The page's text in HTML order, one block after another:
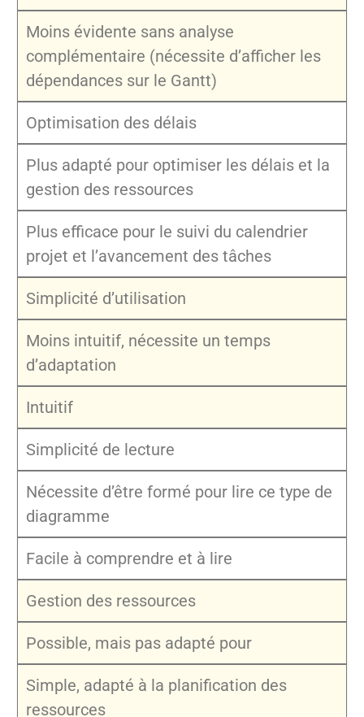
Moins évidente sans analyse
complémentaire (nécessite d’afficher les
dépendances sur le Gantt)
Optimisation des délais
Plus adapté pour optimiser les délais et la
gestion des ressources
Plus efficace pour le suivi du calendrier
projet et l’avancement des tâches
Simplicité d’utilisation
Moins intuitif, nécessite un temps
d’adaptation
Intuitif
Simplicité de lecture
Nécessite d’être formé pour lire ce type de
diagramme
Facile à comprendre et à lire
Gestion des ressources
Possible, mais pas adapté pour
Simple, adapté à la planification des
ressources